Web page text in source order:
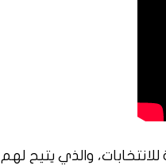
والذي يتيح لهم